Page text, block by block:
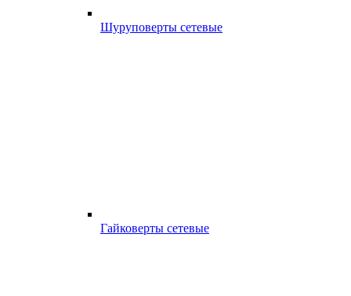
Шуруповерты сетевые
Гайковерты сетевые